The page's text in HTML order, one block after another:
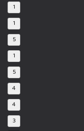
1
1
5
1
5
4
4
3